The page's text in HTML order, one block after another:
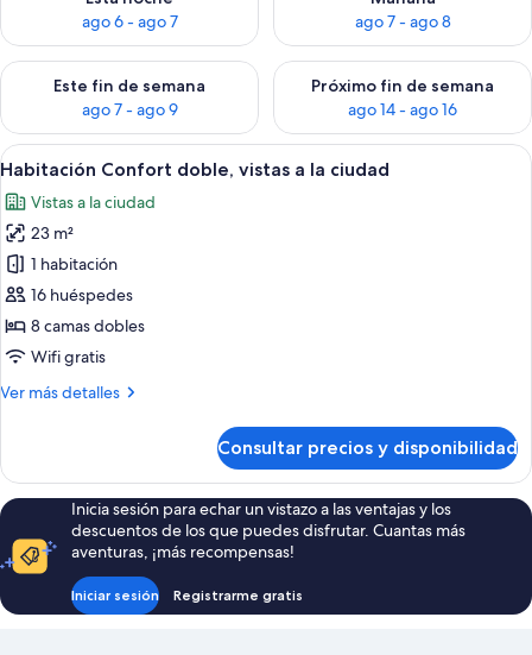
ago 6 - ago 7
ago 7 - ago 8
Este fin de semana
ago 7 - ago 9
Consulta la disponibilidad para este fin de semana, ago 7 -
Próximo fin de semana
ago 14 - ago 16
Consulta la disponibilidad
Abrir
todas
las
fotos
de
Habitación
Confort
doble,
a
Una habitación de hotel moderna
6
Habitación Confort doble, vistas a la ciudad
Vistas a la ciudad
23 m²
1 habitación
16 huéspedes
8 camas dobles
Wifi gratis
Ver más detalles
Más
Confort
doble,
vistas
la
Consultar precios y disponibilidad
Inicia sesión para echar un vistazo a las ventajas y los
descuentos de los que puedes disfrutar. Cuantas más
aventuras, ¡más recompensas!
Iniciar sesión Registrarme gratis